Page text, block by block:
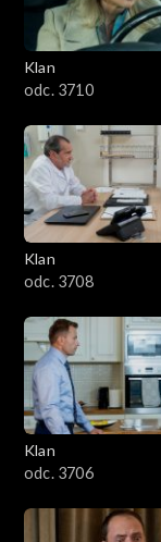
Klan
odc. 3710
Klan
odc. 3708
Klan
odc. 3706